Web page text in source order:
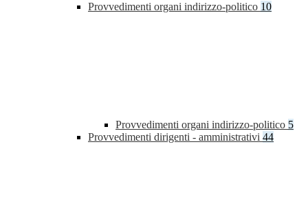
Provvedimenti organi indirizzo-politico 10
Provvedimenti organi indirizzo-politico 5
Provvedimenti dirigenti - amministrativi 44